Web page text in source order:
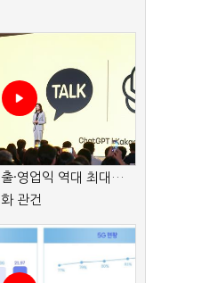
·영업익 역대 최대…
관건